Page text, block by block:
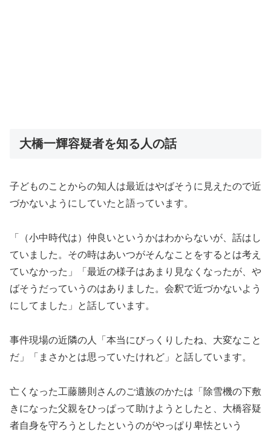
大橋一輝容疑者を知る人の話
子どものことからの知人は最近はやばそうに見えたので近
づかないようにしていたと語っています。
「（小中時代は）仲良いというかはわからないが、話はし
ていました。その時はあいつがそんなことをするとは考え
ていなかった」「最近の様子はあまり見なくなったが、や
ばそうだっていうのはありました。会釈で近づかないよう
にしてました」と話しています。
事件現場の近隣の人「本当にびっくりしたね、大変なこと
だ」「まさかとは思っていたけれど」と話しています。
亡くなった工藤勝則さんのご遺族のかたは「除雪機の下敷
きになった父親をひっぱって助けようとしたと、大橋容疑
者自身を守ろうとしたというのがやっぱり卑怯という